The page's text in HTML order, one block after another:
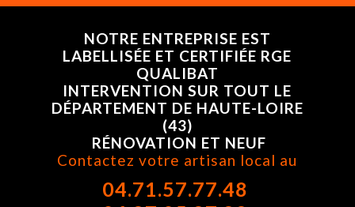
NOTRE ENTREPRISE EST
LABELLISÉE ET CERTIFIÉE RGE
QUALIBAT
INTERVENTION SUR TOUT LE
DÉPARTEMENT DE HAUTE-LOIRE
(43)
RÉNOVATION ET NEUF
Contactez votre artisan local au
04.71.57.77.48